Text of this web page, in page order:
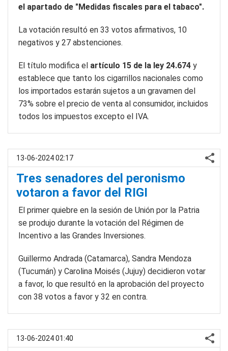
el apartado de "Medidas fiscales para el tabaco".
La votación resultó en 33 votos afirmativos, 10
negativos y 27 abstenciones.
El título modifica el artículo 15 de la ley 24.674 y
establece que tanto los cigarrillos nacionales como
los importados estarán sujetos a un gravamen del
73% sobre el precio de venta al consumidor, incluidos
todos los impuestos excepto el IVA.
13-06-2024 02:17
Tres senadores del peronismo
votaron a favor del RIGI
El primer quiebre en la sesión de Unión por la Patria
se produjo durante la votación del Régimen de
Incentivo a las Grandes Inversiones.
Guillermo Andrada (Catamarca), Sandra Mendoza
(Tucumán) y Carolina Moisés (Jujuy) decidieron votar
a favor, lo que resultó en la aprobación del proyecto
con 38 votos a favor y 32 en contra.
13-06-2024 01:40